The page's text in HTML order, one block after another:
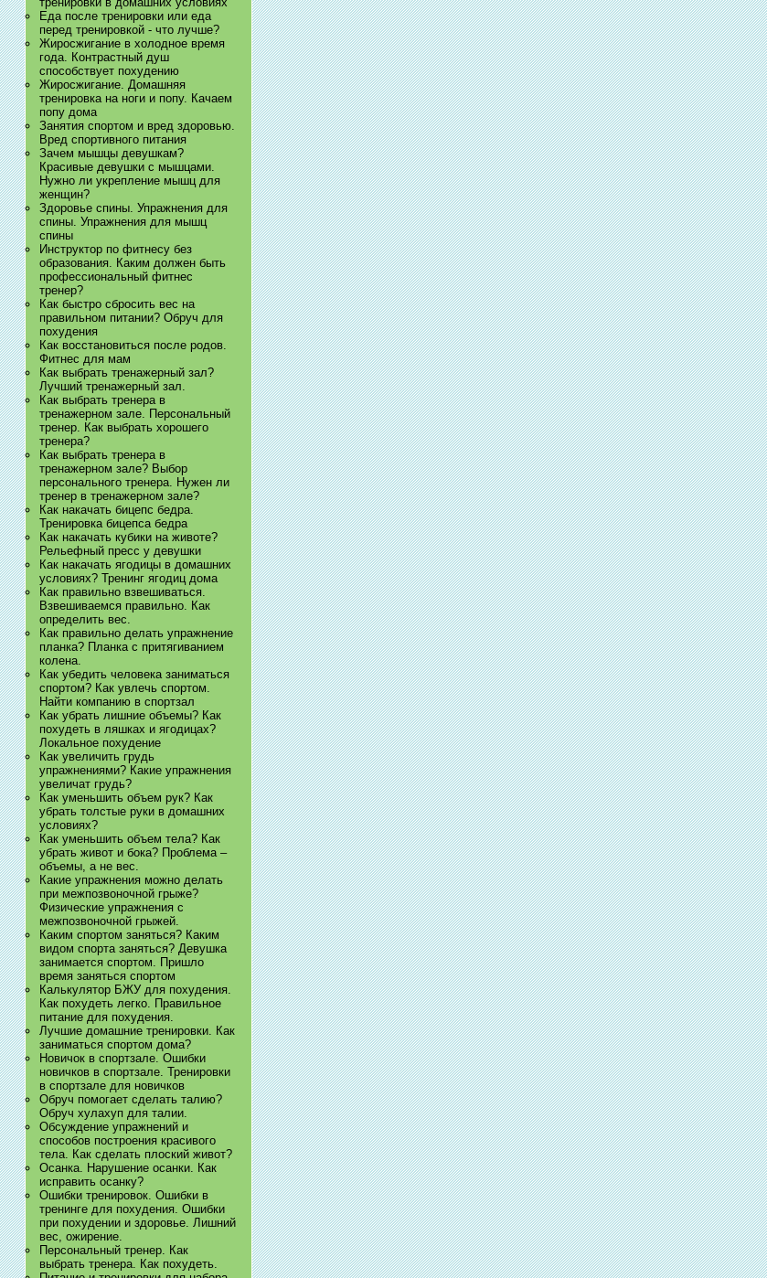
Еда после тренировки или еда
перед тренировкой - что лучше?
Жиросжигание в холодное время
года. Контрастный душ
способствует похудению
Жиросжигание. Домашняя
тренировка на ноги и попу. Качаем
попу дома
Занятия спортом и вред здоровью.
Вред спортивного питания
Зачем мышцы девушкам?
Красивые девушки с мышцами.
Нужно ли укрепление мышц для
женщин?
Здоровье спины. Упражнения для
спины. Упражнения для мышц
спины
Инструктор по фитнесу без
образования. Каким должен быть
профессиональный фитнес
тренер?
Как быстро сбросить вес на
правильном питании? Обруч для
похудения
Как восстановиться после родов.
Фитнес для мам
Как выбрать тренажерный зал?
Лучший тренажерный зал.
Как выбрать тренера в
тренажерном зале. Персональный
тренер. Как выбрать хорошего
тренера?
Как выбрать тренера в
тренажерном зале? Выбор
персонального тренера. Нужен ли
тренер в тренажерном зале?
Как накачать бицепс бедра.
Тренировка бицепса бедра
Как накачать кубики на животе?
Рельефный пресс у девушки
Как накачать ягодицы в домашних
условиях? Тренинг ягодиц дома
Как правильно взвешиваться.
Взвешиваемся правильно. Как
определить вес.
Как правильно делать упражнение
планка? Планка с притягиванием
колена.
Как убедить человека заниматься
спортом? Как увлечь спортом.
Найти компанию в спортзал
Как убрать лишние объемы? Как
похудеть в ляшках и ягодицах?
Локальное похудение
Как увеличить грудь
упражнениями? Какие упражнения
увеличат грудь?
Как уменьшить объем рук? Как
убрать толстые руки в домашних
условиях?
Как уменьшить объем тела? Как
убрать живот и бока? Проблема –
объемы, а не вес.
Какие упражнения можно делать
при межпозвоночной грыже?
Физические упражнения с
межпозвоночной грыжей.
Каким спортом заняться? Каким
видом спорта заняться? Девушка
занимается спортом. Пришло
время заняться спортом
Калькулятор БЖУ для похудения.
Как похудеть легко. Правильное
питание для похудения.
Лучшие домашние тренировки. Как
заниматься спортом дома?
Новичок в спортзале. Ошибки
новичков в спортзале. Тренировки
в спортзале для новичков
Обруч помогает сделать талию?
Обруч хулахуп для талии.
Обсуждение упражнений и
способов построения красивого
тела. Как сделать плоский живот?
Осанка. Нарушение осанки. Как
исправить осанку?
Ошибки тренировок. Ошибки в
тренинге для похудения. Ошибки
при похудении и здоровье. Лишний
вес, ожирение.
Персональный тренер. Как
выбрать тренера. Как похудеть.